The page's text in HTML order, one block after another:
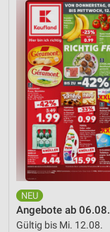
Angebote ab 06.08.
Gültig bis Mi. 12.08.
Werbung